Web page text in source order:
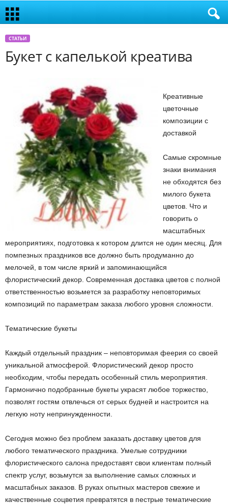
СТАТЬИ
Букет с капелькой креатива
Креативные
цветочные
композиции с
доставкой
Самые скромные
знаки внимания
не обходятся без
милого букета
цветов. Что и
говорить о
масштабных
мероприятиях, подготовка к котором длится не один месяц. Для
помпезных праздников все должно быть продуманно до
мелочей, в том числе яркий и запоминающийся
флористический декор. Современная доставка цветов с полной
ответственностью возьмется за разработку неповторимых
композиций по параметрам заказа любого уровня сложности.
Тематические букеты
Каждый отдельный праздник – неповторимая феерия со своей
уникальной атмосферой. Флористический декор просто
необходим, чтобы передать особенный стиль мероприятия.
Гармонично подобранные букеты украсят любое торжество,
позволят гостям отвлечься от серых будней и настроится на
легкую ноту непринужденности.
Сегодня можно без проблем заказать доставку цветов для
любого тематического праздника. Умелые сотрудники
флористического салона предоставят свои клиентам полный
спектр услуг, возьмутся за выполнение самых сложных и
масштабных заказов. В руках опытных мастеров свежие и
качественные соцветия превратятся в пестрые тематические